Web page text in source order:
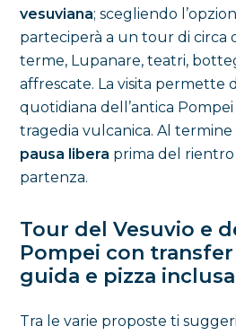
vesuviana; scegliendo
parteciperà a un tour di circa
terme, Lupanare, teatri,
affrescate. La visita permette
quotidiana dell’antica Pompei
tragedia vulcanica. Al
pausa libera prima del
partenza.
Tour del Vesuvio e
Pompei con
guida e pizza inclusa
Tra le varie proposte ti